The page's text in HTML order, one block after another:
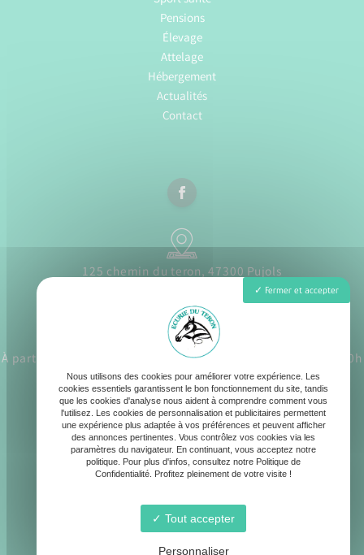
Pensions
Élevage
Attelage
Hébergement
Actualités
Contact
125 chemin du teron, 47300 Pujols
À partir du 1er juillet Lundi - Samedi : 8h30 - 12h30 / 17h - 20h
contact@ecurie-du-teron.fr
06 19 90 80 39
Fermer et accepter
Nous utilisons des cookies pour améliorer votre expérience. Les
cookies essentiels garantissent le bon fonctionnement du site, tandis
que les cookies d'analyse nous aident à comprendre comment vous
l'utilisez. Les cookies de personnalisation et publicitaires permettent
une expérience plus adaptée à vos préférences et peuvent afficher
des annonces pertinentes. Vous contrôlez vos cookies via les
paramètres du navigateur. En continuant, vous acceptez notre
politique. Pour plus d'infos, consultez notre Politique de
Confidentialité. Profitez pleinement de votre visite !
Tout accepter
Personnaliser